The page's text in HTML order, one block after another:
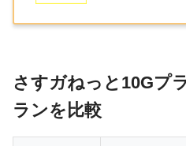
さすガねっと10Gプ
ランを比較